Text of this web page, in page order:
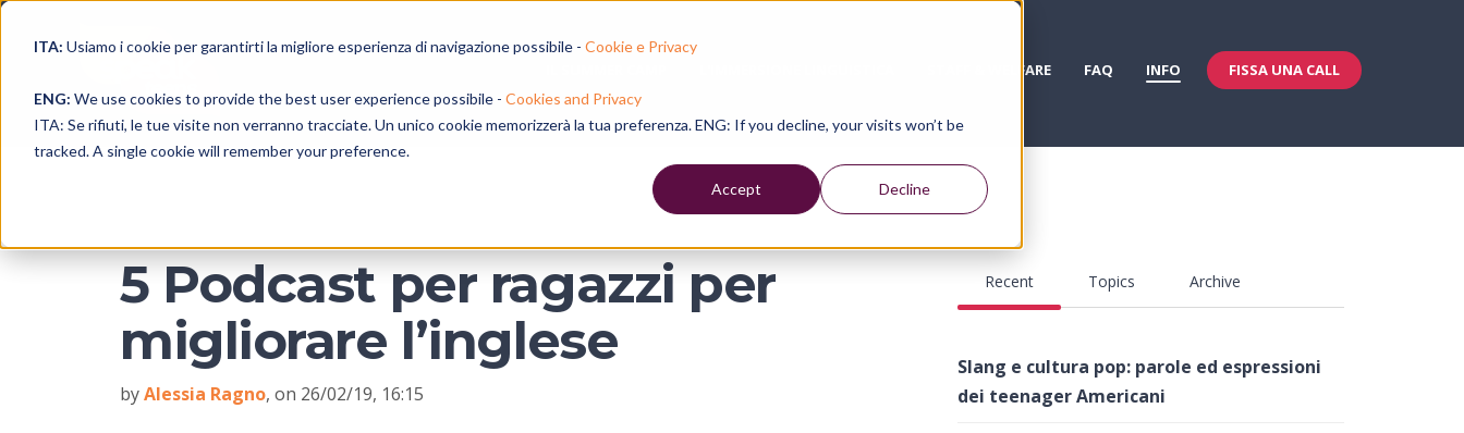
ITA: Usiamo i cookie per garantirti la migliore esperienza di navigazione possibile - Cookie e Privacy
ENG: We use cookies to provide the best user experience possibile - Cookies and Privacy
ITA: Se rifiuti, le tue visite non verranno tracciate. Un unico cookie memorizzerà la tua preferenza. ENG: If you decline, your visits won’t be
tracked. A single cookie will remember your preference.
Accept Decline
STAFF & WELFARE FAQ INFO FISSA UNA CALL
5 Podcast per ragazzi per
migliorare l’inglese
byAlessia Ragno, on 26/02/19, 16:15
Recent Topics Archive
Slang e cultura pop: parole ed espressioni
dei teenager Americani